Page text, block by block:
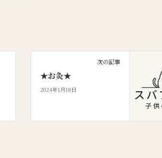
次の記事
★お灸★
2024年1月18日